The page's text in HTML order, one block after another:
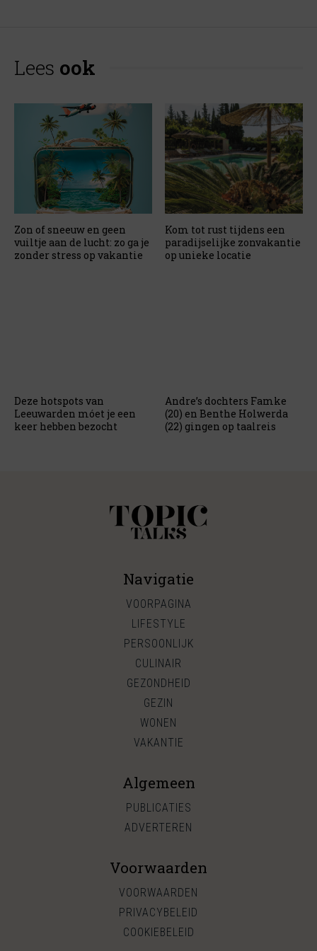
Lees ook
Zon of sneeuw en geen
vuiltje aan de lucht: zo ga je
zonder stress op vakantie
Kom tot rust tijdens een
paradijselijke zonvakantie
op unieke locatie
Deze hotspots van
Leeuwarden móet je een
keer hebben bezocht
Andre’s dochters Famke
(20) en Benthe Holwerda
(22) gingen op taalreis
Navigatie
VOORPAGINA
LIFESTYLE
PERSOONLIJK
CULINAIR
GEZONDHEID
GEZIN
WONEN
VAKANTIE
Algemeen
PUBLICATIES
ADVERTEREN
Voorwaarden
VOORWAARDEN
PRIVACYBELEID
COOKIEBELEID